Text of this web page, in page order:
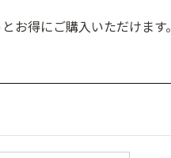
得にご購入いただけます。